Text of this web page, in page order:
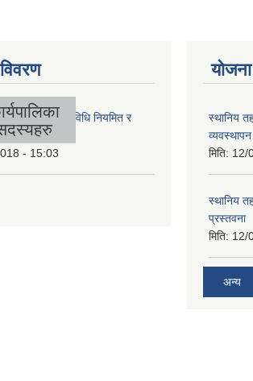
आर्थिक कार्यविधि नियमित र
ऐन, २०७४
- 15:03
स्थानिय
व्यवस्थापन
मिति: 12/
स्थानिय
प्रस्तवना
मिति: 12/
अन्य